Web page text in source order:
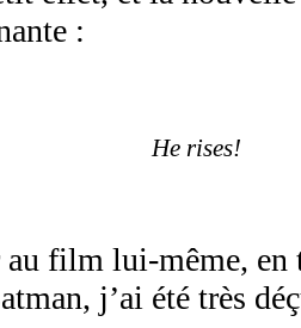
:
He rises!
film lui-même, en
j’ai été très